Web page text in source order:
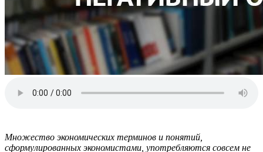
Множество экономических терминов и понятий,
сформулированных экономистами, употребляются совсем не